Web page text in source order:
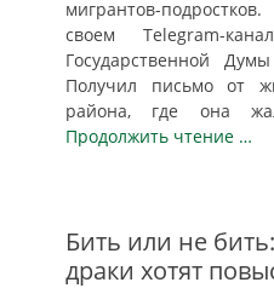
мигрантов-
своем Telegram-
Государственной
Получил письмо от
района, где она
Продолжить чтение …
Бить или не
драки хотят